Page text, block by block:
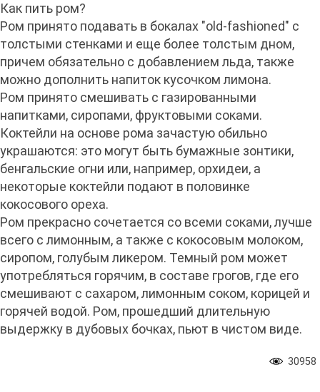
Как пить ром?
Ром принято подавать в бокалах "old-fashioned" с
толстыми стенками и еще более толстым дном,
причем обязательно с добавлением льда, также
можно дополнить напиток кусочком лимона.
Ром принято смешивать с газированными
напитками, сиропами, фруктовыми соками.
Коктейли на основе рома зачастую обильно
украшаются: это могут быть бумажные зонтики,
бенгальские огни или, например, орхидеи, а
некоторые коктейли подают в половинке
кокосового ореха.
Ром прекрасно сочетается со всеми соками, лучше
всего с лимонным, а также с кокосовым молоком,
сиропом, голубым ликером. Темный ром может
употребляться горячим, в составе грогов, где его
смешивают с сахаром, лимонным соком, корицей и
горячей водой. Ром, прошедший длительную
выдержку в дубовых бочках, пьют в чистом виде.
30958